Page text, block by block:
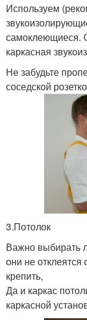
Используем
самоклеющиеся.
каркасная
Не забудьте
соседской
3.Потолок
Важно выбирать
они не отклеятся
крепить,
Да и каркас
каркасной